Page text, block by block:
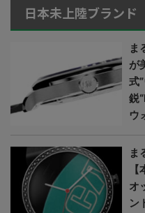
日本未上陸ブランド
ま
が
式
鋭
ウ
ま
オ
ン